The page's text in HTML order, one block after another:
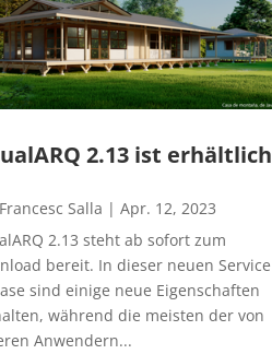
2.13 ist erhältlich
Francesc Salla | Apr. 12, 2023
2.13 steht ab sofort zum
bereit. In dieser neuen Service
sind einige neue Eigenschaften
während die meisten der von
Anwendern...